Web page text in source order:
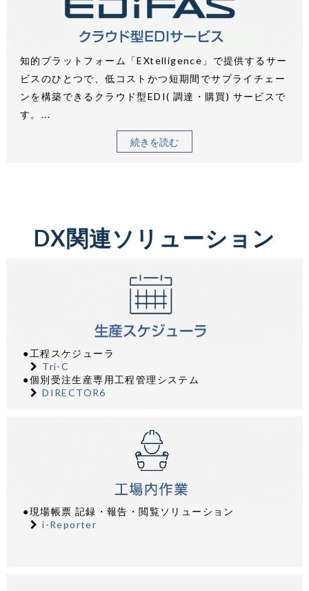
知的プラットフォーム「EXtelligence」で提供するサー
ビスのひとつで、低コストかつ短期間でサプライチェー
ンを構築できるクラウド型EDI( 調達・購買) サービスで
す。...
続きを読む
DX関連ソリューション
●工程スケジューラ
Tri-C
●個別受注生産専用工程管理システム
DIRECTOR6
●現場帳票 記録・報告・閲覧ソリューション
i-Reporter